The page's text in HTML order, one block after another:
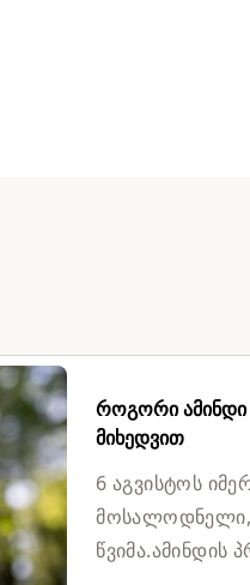
როგორი ამინდი
მიხედვით
6 აგვისტოს
მოსალოდნელი,
წვიმა.ამინდის